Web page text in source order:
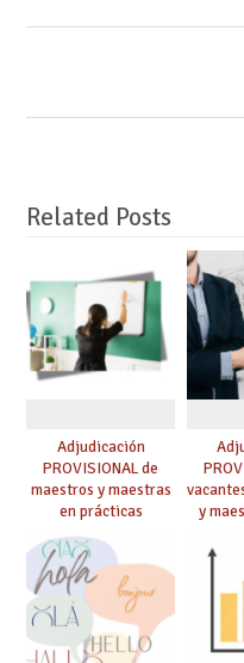
Related Posts
Adjudicación
PROVISIONAL de
maestros y maestras
en prácticas
y